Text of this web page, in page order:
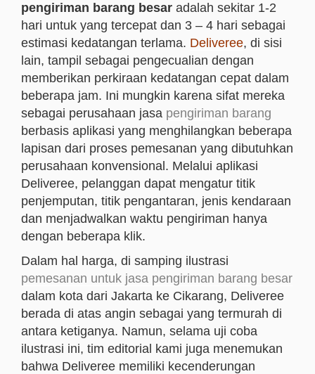
pengiriman barang besar adalah sekitar 1-2
hari untuk yang tercepat dan 3 – 4 hari sebagai
estimasi kedatangan terlama. Deliveree, di sisi
lain, tampil sebagai pengecualian dengan
memberikan perkiraan kedatangan cepat dalam
beberapa jam. Ini mungkin karena sifat mereka
sebagai perusahaan jasa pengiriman barang
berbasis aplikasi yang menghilangkan beberapa
lapisan dari proses pemesanan yang dibutuhkan
perusahaan konvensional. Melalui aplikasi
Deliveree, pelanggan dapat mengatur titik
penjemputan, titik pengantaran, jenis kendaraan
dan menjadwalkan waktu pengiriman hanya
dengan beberapa klik.
Dalam hal harga, di samping ilustrasi
pemesanan untuk jasa pengiriman barang besar
dalam kota dari Jakarta ke Cikarang, Deliveree
berada di atas angin sebagai yang termurah di
antara ketiganya. Namun, selama uji coba
ilustrasi ini, tim editorial kami juga menemukan
bahwa Deliveree memiliki kecenderungan